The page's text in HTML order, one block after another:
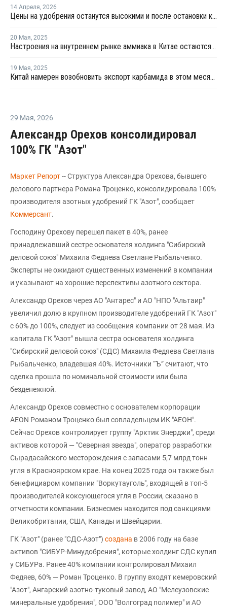
14 Апреля, 2026
Цены на удобрения останутся высокими и после остановки конфликта на Ближнем Востоке
20 Мая, 2025
Настроения на внутреннем рынке аммиака в Китае остаются подавленными
19 Мая, 2025
Китай намерен возобновить экспорт карбамида в этом месяце
29 Мая, 2026
Александр Орехов консолидировал
100% ГК "Азот"
Маркет Репорт-- Структура Александра Орехова, бывшего
делового партнера Романа Троценко, консолидировала 100%
производителя азотных удобрений ГК "Азот", сообщает
Коммерсант.
Господину Орехову перешел пакет в 40%, ранее
принадлежавший сестре основателя холдинга "Сибирский
деловой союз" Михаила Федяева Светлане Рыбальченко.
Эксперты не ожидают существенных изменений в компании
и указывают на хорошие перспективы азотного сектора.
Александр Орехов через АО "Антарес" и АО "НПО "Альтаир"
увеличил долю в крупном производителе удобрений ГК "Азот"
с 60% до 100%, следует из сообщения компании от 28 мая. Из
капитала ГК "Азот" вышла сестра основателя холдинга
"Сибирский деловой союз" (СДС) Михаила Федяева Светлана
Рыбальченко, владевшая 40%. Источники “Ъ” считают, что
сделка прошла по номинальной стоимости или была
безденежной.
Александр Орехов совместно с основателем корпорации
AEON Романом Троценко был совладельцем ИК "АЕОН".
Сейчас Орехов контролирует группу "Арктик Энерджи", среди
активов которой — "Северная звезда", оператор разработки
Сырадасайского месторождения с запасами 5,7 млрд тонн
угля в Красноярском крае. На конец 2025 года он также был
бенефициаром компании "Воркутауголь", входящей в топ-5
производителей коксующегося угля в России, сказано в
отчетности компании. Бизнесмен находится под санкциями
Великобритании, США, Канады и Швейцарии.
ГК "Азот" (ранее "СДС-Азот") создана в 2006 году на базе
активов "СИБУР-Минудобрения", которые холдинг СДС купил
у СИБУРа. Ранее 40% компании контролировал Михаил
Федяев, 60% — Роман Троценко. В группу входят кемеровский
"Азот", Ангарский азотно-туковый завод, АО "Мелеузовские
минеральные удобрения", ООО "Волгоград полимер" и АО